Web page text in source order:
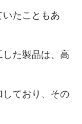
たこともあ
た製品は、高
しており、その